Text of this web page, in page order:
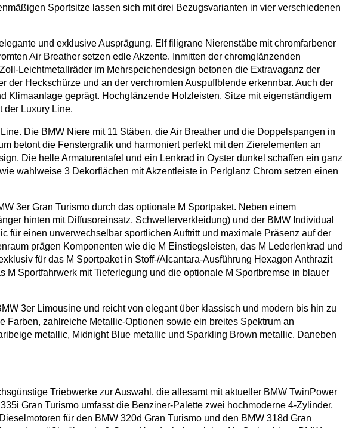
Sportsitze lassen sich mit drei Bezugsvarianten in vier verschiedenen
und exklusive Ausprägung. Elf filigrane Nierenstäbe mit chromfarbener
Air Breather setzen edle Akzente. Inmitten der chromglänzenden
Leichtmetallräder im Mehrspeichendesign betonen die Extravaganz der
Heckschürze und an der verchromten Auspuffblende erkennbar. Auch der
Klimaanlage geprägt. Hochglänzende Holzleisten, Sitze mit eigenständigem
der Luxury Line.
Die BMW Niere mit 11 Stäben, die Air Breather und die Doppelspangen in
betont die Fenstergrafik und harmoniert perfekt mit den Zierelementen an
Die helle Armaturentafel und ein Lenkrad in Oyster dunkel schaffen ein ganz
wahlweise 3 Dekorflächen mit Akzentleiste in Perlglanz Chrom setzen einen
3er Gran Turismo durch das optionale M Sportpaket. Neben einem
hinten mit Diffusoreinsatz, Schwellerverkleidung) und der BMW Individual
einen unverwechselbar sportlichen Auftritt und maximale Präsenz auf der
prägen Komponenten wie die M Einstiegsleisten, das M Lederlenkrad und
für das M Sportpaket in Stoff-/Alcantara-Ausführung Hexagon Anthrazit
Sportfahrwerk mit Tieferlegung und die optionale M Sportbremse in blauer
3er Limousine und reicht von elegant über klassisch und modern bis hin zu
zahlreiche Metallic-Optionen sowie ein breites Spektrum an
metallic, Midnight Blue metallic und Sparkling Brown metallic. Daneben
Triebwerke zur Auswahl, die allesamt mit aktueller BMW TwinPower
Gran Turismo umfasst die Benziner-Palette zwei hochmoderne 4-Zylinder,
für den BMW 320d Gran Turismo und den BMW 318d Gran